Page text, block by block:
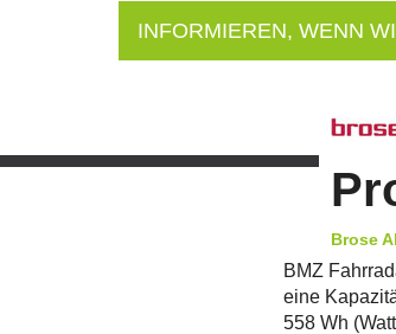
INFORMIEREN, WENN
Brose
BMZ
eine
558 Wh